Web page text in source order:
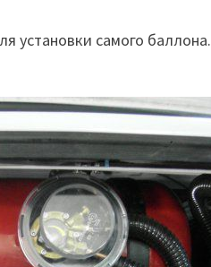
установки самого баллона.